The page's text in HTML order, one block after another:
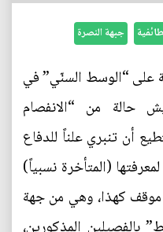
جبهة النصرة
على “الوسط السنّي” في
حالة من “الانفصام
أن تنبري علناً للدفاع
(المتأخرة نسبياً)
موقف كهذا، وهي من جهة